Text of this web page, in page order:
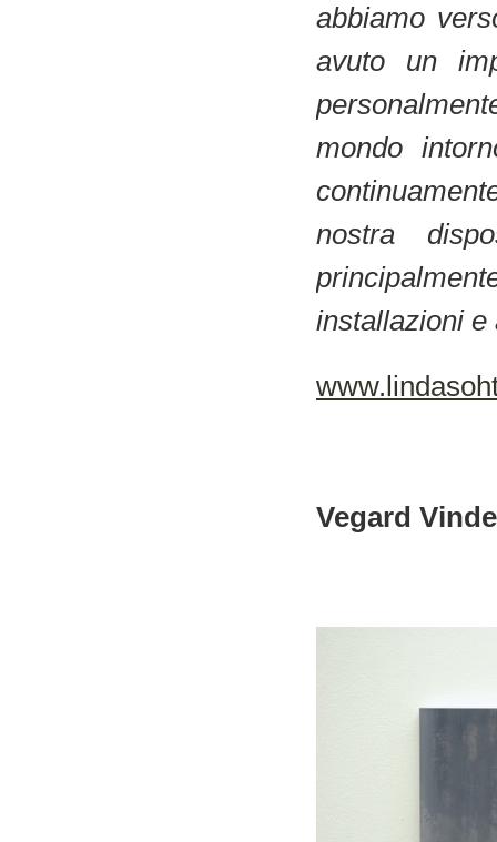
abbiamo
avuto un
mondo
nostra
installazioni e
Vegard